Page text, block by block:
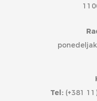
Tel: (+381